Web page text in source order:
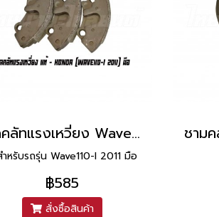
ชุดคลัทแรงเหวี่ยง Wave110-I 2011 มือ แท้ศูนย์ ยี่ห้อ Honda
ำหรับรถรุ่น Wave110-I 2011 มือ
฿585
สั่งซื้อสินค้า